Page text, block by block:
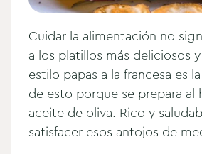
Cuidar la alimentación no
a los platillos más deliciosos
estilo papas a la francesa es
de esto porque se prepara al
aceite de oliva. Rico y
satisfacer esos antojos de